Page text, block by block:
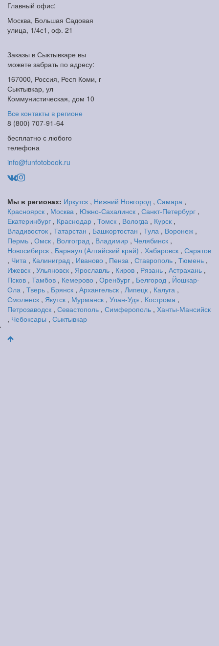
Главный офис:
Москва, Большая Садовая
улица, 1/4с1, оф. 21
Заказы в Сыктывкаре вы
можете забрать по адресу:
167000, Россия, Респ Коми, г
Сыктывкар, ул
Коммунистическая, дом 10
Все контакты в регионе
8 (800) 707-91-64
бесплатно с любого
телефона
info@funfotobook.ru
Мы в регионах: Иркутск , Нижний Новгород , Самара ,
Красноярск , Москва , Южно-Сахалинск , Санкт-Петербург ,
Екатеринбург , Краснодар , Томск , Вологда , Курск ,
Владивосток , Татарстан , Башкортостан , Тула , Воронеж ,
Пермь , Омск , Волгоград , Владимир , Челябинск ,
Новосибирск , Барнаул (Алтайский край) , Хабаровск , Саратов
, Чита , Калиниград , Иваново , Пенза , Ставрополь , Тюмень ,
Ижевск , Ульяновск , Ярославль , Киров , Рязань , Астрахань ,
Псков , Тамбов , Кемерово , Оренбург , Белгород , Йошкар-
Ола , Тверь , Брянск , Архангельск , Липецк , Калуга ,
Смоленск , Якутск , Мурманск , Улан-Удэ , Кострома ,
Петрозаводск , Севастополь , Симферополь , Ханты-Мансийск
, Чебоксары , Сыктывкар
'